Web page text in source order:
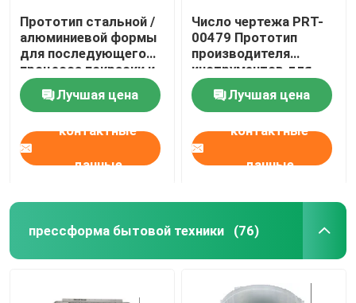
Прототип стальной /
алюминиевой формы
для последующего
процесса покраски и
гравировки,
сделанный из
пластиковой смолы
Лучшая цена
контактные
данные
Число чертежа PRT-
00479 Прототип
производителя
инструментов для
3D-печати
Лучшая цена
контактные
данные
прессформа бытовой техники (76)